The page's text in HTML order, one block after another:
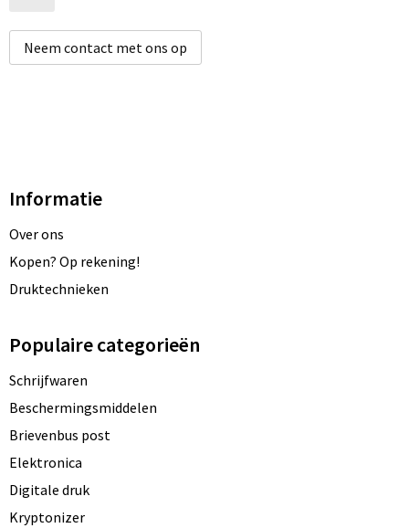
Neem contact met ons op
Informatie
Over ons
Kopen? Op rekening!
Druktechnieken
Populaire categorieën
Schrijfwaren
Beschermingsmiddelen
Brievenbus post
Elektronica
Digitale druk
Kryptonizer